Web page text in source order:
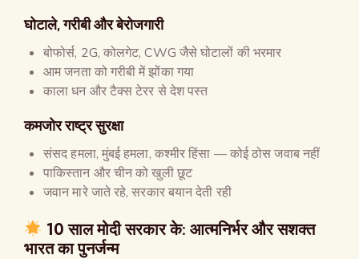
घोटाले, गरीबी और बेरोजगारी
बोफोर्स, 2G, कोलगेट, CWG जैसे घोटालों की भरमार
आम जनता को गरीबी में झोंका गया
काला धन और टैक्स टेरर से देश पस्त
कमजोर राष्ट्र सुरक्षा
संसद हमला, मुंबई हमला, कश्मीर हिंसा — कोई ठोस जवाब नहीं
पाकिस्तान और चीन को खुली छूट
जवान मारे जाते रहे, सरकार बयान देती रही
10साल मोदी सरकार के: आत्मनिर्भर और सशक्त
भारत का पुनर्जन्म